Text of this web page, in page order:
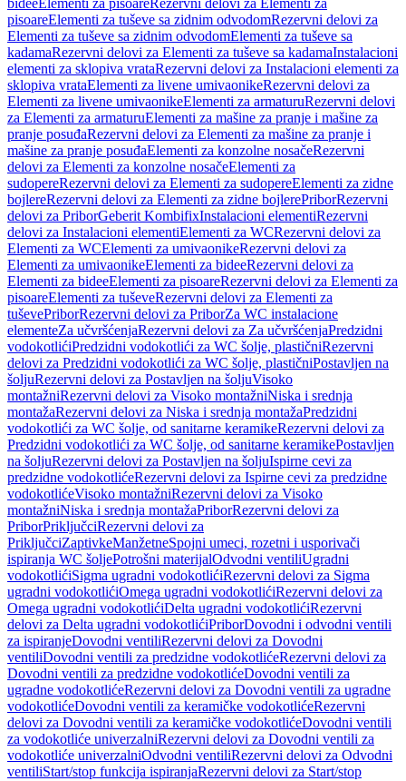
bideeElementi za pisoareRezervni delovi za Elementi za
pisoareElementi za tuševe sa zidnim odvodomRezervni delovi za
Elementi za tuševe sa zidnim odvodomElementi za tuševe sa
kadamaRezervni delovi za Elementi za tuševe sa kadamaInstalacioni
elementi za sklopiva vrataRezervni delovi za Instalacioni elementi za
sklopiva vrataElementi za livene umivaonikeRezervni delovi za
Elementi za livene umivaonikeElementi za armaturuRezervni delovi
za Elementi za armaturuElementi za mašine za pranje i mašine za
pranje posuđaRezervni delovi za Elementi za mašine za pranje i
mašine za pranje posuđaElementi za konzolne nosačeRezervni
delovi za Elementi za konzolne nosačeElementi za
sudopereRezervni delovi za Elementi za sudopereElementi za zidne
bojlereRezervni delovi za Elementi za zidne bojlerePriborRezervni
delovi za PriborGeberit KombifixInstalacioni elementiRezervni
delovi za Instalacioni elementiElementi za WCRezervni delovi za
Elementi za WCElementi za umivaonikeRezervni delovi za
Elementi za umivaonikeElementi za bideeRezervni delovi za
Elementi za bideeElementi za pisoareRezervni delovi za Elementi za
pisoareElementi za tuševeRezervni delovi za Elementi za
tuševePriborRezervni delovi za PriborZa WC instalacione
elementeZa učvršćenjaRezervni delovi za Za učvršćenjaPredzidni
vodokotlićiPredzidni vodokotlići za WC šolje, plastičniRezervni
delovi za Predzidni vodokotlići za WC šolje, plastičniPostavljen na
šoljuRezervni delovi za Postavljen na šoljuVisoko
montažniRezervni delovi za Visoko montažniNiska i srednja
montažaRezervni delovi za Niska i srednja montažaPredzidni
vodokotlići za WC šolje, od sanitarne keramikeRezervni delovi za
Predzidni vodokotlići za WC šolje, od sanitarne keramikePostavljen
na šoljuRezervni delovi za Postavljen na šoljuIspirne cevi za
predzidne vodokotlićeRezervni delovi za Ispirne cevi za predzidne
vodokotlićeVisoko montažniRezervni delovi za Visoko
montažniNiska i srednja montažaPriborRezervni delovi za
PriborPriključciRezervni delovi za
PriključciZaptivkeManžetneSpojni umeci, rozetni i usporivači
ispiranja WC šoljePotrošni materijalOdvodni ventiliUgradni
vodokotlićiSigma ugradni vodokotlićiRezervni delovi za Sigma
ugradni vodokotlićiOmega ugradni vodokotlićiRezervni delovi za
Omega ugradni vodokotlićiDelta ugradni vodokotlićiRezervni
delovi za Delta ugradni vodokotlićiPriborDovodni i odvodni ventili
za ispiranjeDovodni ventiliRezervni delovi za Dovodni
ventiliDovodni ventili za predzidne vodokotlićeRezervni delovi za
Dovodni ventili za predzidne vodokotlićeDovodni ventili za
ugradne vodokotlićeRezervni delovi za Dovodni ventili za ugradne
vodokotlićeDovodni ventili za keramičke vodokotlićeRezervni
delovi za Dovodni ventili za keramičke vodokotlićeDovodni ventili
za vodokotliće univerzalniRezervni delovi za Dovodni ventili za
vodokotliće univerzalniOdvodni ventiliRezervni delovi za Odvodni
ventiliStart/stop funkcija ispiranjaRezervni delovi za Start/stop